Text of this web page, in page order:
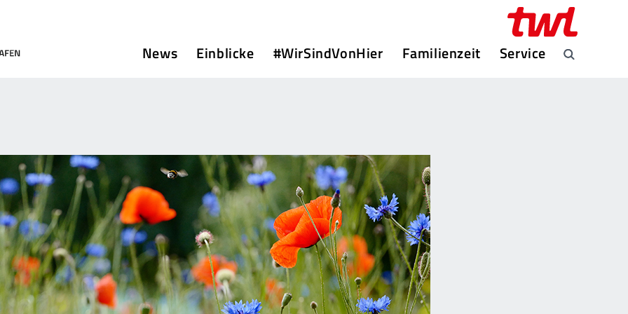
News Einblicke #WirSindVonHier Familienzeit Service